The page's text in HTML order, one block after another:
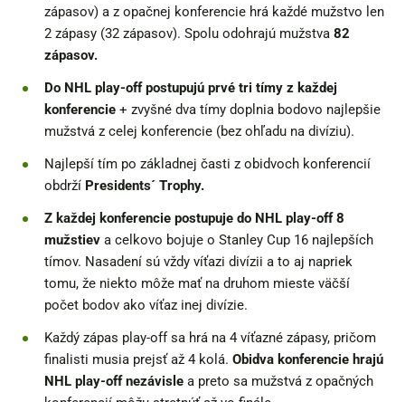
zápasov) a z opačnej konferencie hrá každé mužstvo len
2 zápasy (32 zápasov). Spolu odohrajú mužstva 82
zápasov.
Do NHL play-off postupujú prvé tri tímy z každej
konferencie + zvyšné dva tímy doplnia bodovo najlepšie
mužstvá z celej konferencie (bez ohľadu na divíziu).
Najlepší tím po základnej časti z obidvoch konferencií
obdrží Presidents´ Trophy.
Z každej konferencie postupuje do NHL play-off 8
mužstiev a celkovo bojuje o Stanley Cup 16 najlepších
tímov. Nasadení sú vždy víťazi divízii a to aj napriek
tomu, že niekto môže mať na druhom mieste väčší
počet bodov ako víťaz inej divízie.
Každý zápas play-off sa hrá na 4 víťazné zápasy, pričom
finalisti musia prejsť až 4 kolá. Obidva konferencie hrajú
NHL play-off nezávisle a preto sa mužstvá z opačných